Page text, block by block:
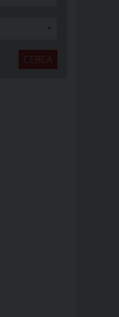
CERCA